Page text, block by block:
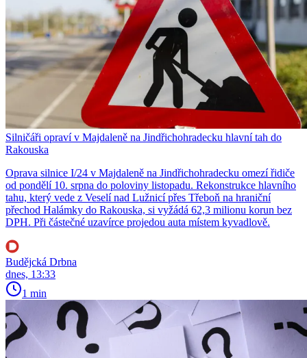
Silničáři opraví v Majdaleně na Jindřichohradecku hlavní tah do
Rakouska
Oprava silnice I/24 v Majdaleně na Jindřichohradecku omezí řidiče
od pondělí 10. srpna do poloviny listopadu. Rekonstrukce hlavního
tahu, který vede z Veselí nad Lužnicí přes Třeboň na hraniční
přechod Halámky do Rakouska, si vyžádá 62,3 milionu korun bez
DPH. Při částečné uzavírce projedou auta místem kyvadlově.
Budějcká Drbna
dnes, 13:33
1 min